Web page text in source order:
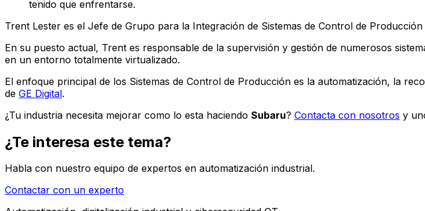
tenido que enfrentarse.
Trent Lester es el Jefe de Grupo para la Integración de Sistemas de Control de Producción
En su puesto actual, Trent es responsable de la supervisión y gestión de numerosos
en un entorno totalmente virtualizado.
El enfoque principal de los Sistemas de Control de Producción es la automatización, la
de GE Digital.
¿Tu industria necesita mejorar como lo esta haciendo Subaru? Contacta con nosotros y
¿Te interesa este tema?
Habla con nuestro equipo de expertos en automatización industrial.
Contactar con un experto